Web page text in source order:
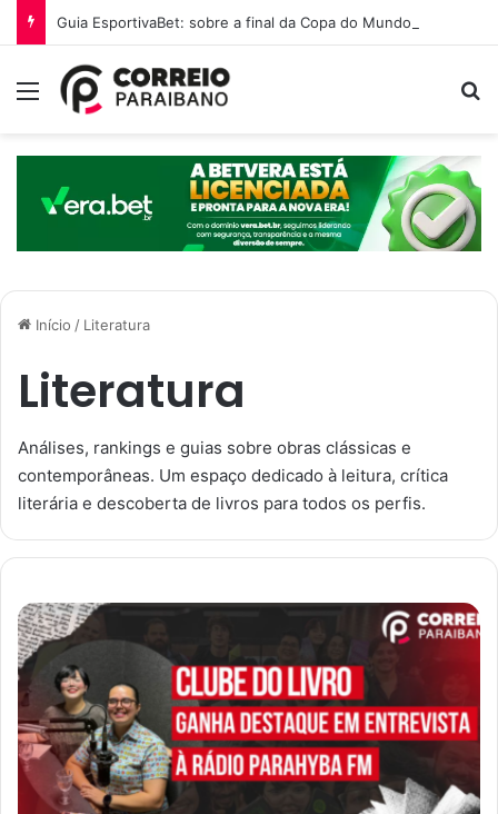
Guia EsportivaBet: sobre a final da Copa do Mundo 2026
Menu
Início / Literatura
Literatura
Análises, rankings e guias sobre obras clássicas e
contemporâneas. Um espaço dedicado à leitura, crítica
literária e descoberta de livros para todos os perfis.